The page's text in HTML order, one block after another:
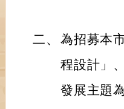
二、 為招募本
程設計」
發展主題